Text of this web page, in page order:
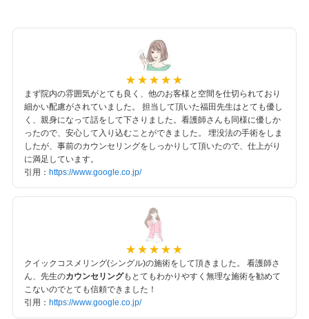
まず院内の雰囲気がとても良く、他のお客様と空間を仕切られており
細かい配慮がされていました。 担当して頂いた福田先生はとても優し
く、親身になって話をして下さりました。看護師さんも同様に優しか
ったので、安心して入り込むことができました。 埋没法の手術をしま
したが、事前のカウンセリングをしっかりして頂いたので、仕上がり
に満足しています。
引用： https://www.google.co.jp/
クイックコスメリング(シングル)の施術をして頂きました。 看護師さ
ん、先生のカウンセリングもとてもわかりやすく無理な施術を勧めて
こないのでとても信頼できました！
引用： https://www.google.co.jp/